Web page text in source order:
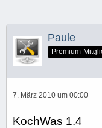
Paule
Premium-
7. März 2010 um 00:00
KochWas 1.4